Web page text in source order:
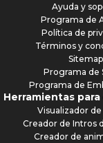
Ayuda y
Programa de
Política de
Términos y
Sitemap
Programa de
Programa de
Herramientas
Visualizador
Creador de Intros
Creador de